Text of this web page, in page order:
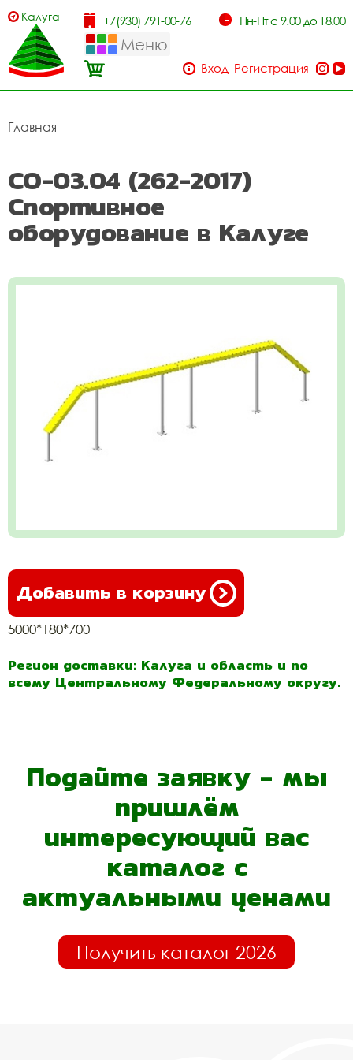
Калуга +7(930) 791-00-76 Пн-Пт с 9.00 до 18.00
Меню
Вход Регистрация
Главная
СО-03.04 (262-2017)
Спортивное
оборудование в Калуге
Добавить в корзину
5000*180*700
Регион доставки: Калуга и область и по
всему Центральному Федеральному округу.
Подайте заявку - мы
пришлём
интересующий вас
каталог с
актуальными ценами
Получить каталог 2026